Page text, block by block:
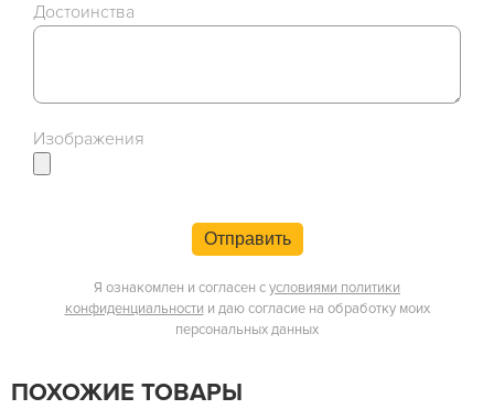
Достоинства
Изображения
Отправить
Я ознакомлен и согласен сусловиями политики
конфиденциальности и даю согласие на обработку моих
персональных данных
ПОХОЖИЕ ТОВАРЫ